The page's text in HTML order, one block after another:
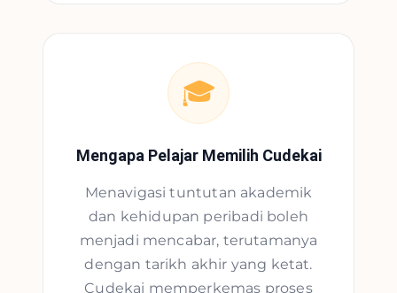
🎓
Mengapa Pelajar Memilih Cudekai
Menavigasi tuntutan akademik
dan kehidupan peribadi boleh
menjadi mencabar, terutamanya
dengan tarikh akhir yang ketat.
Cudekai memperkemas proses